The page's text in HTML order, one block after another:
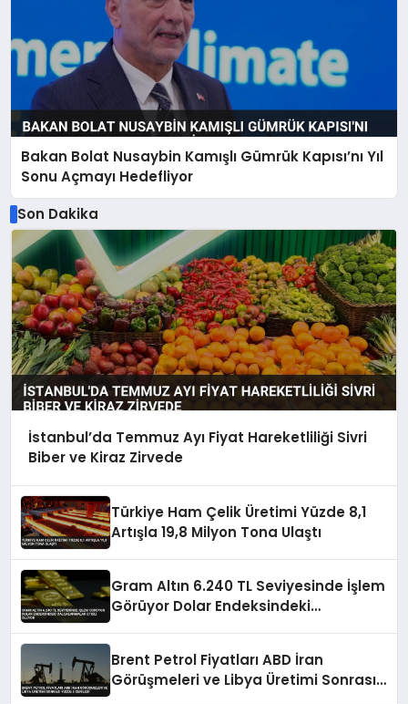
Bakan Bolat Nusaybin Kamışlı Gümrük Kapısı’nı Yıl
Sonu Açmayı Hedefliyor
Son Dakika
İstanbul’da Temmuz Ayı Fiyat Hareketliliği Sivri
Biber ve Kiraz Zirvede
Türkiye Ham Çelik Üretimi Yüzde 8,1
Artışla 19,8 Milyon Tona Ulaştı
Gram Altın 6.240 TL Seviyesinde İşlem
Görüyor Dolar Endeksindeki
Brent Petrol Fiyatları ABD İran
Görüşmeleri ve Libya Üretimi Sonrası